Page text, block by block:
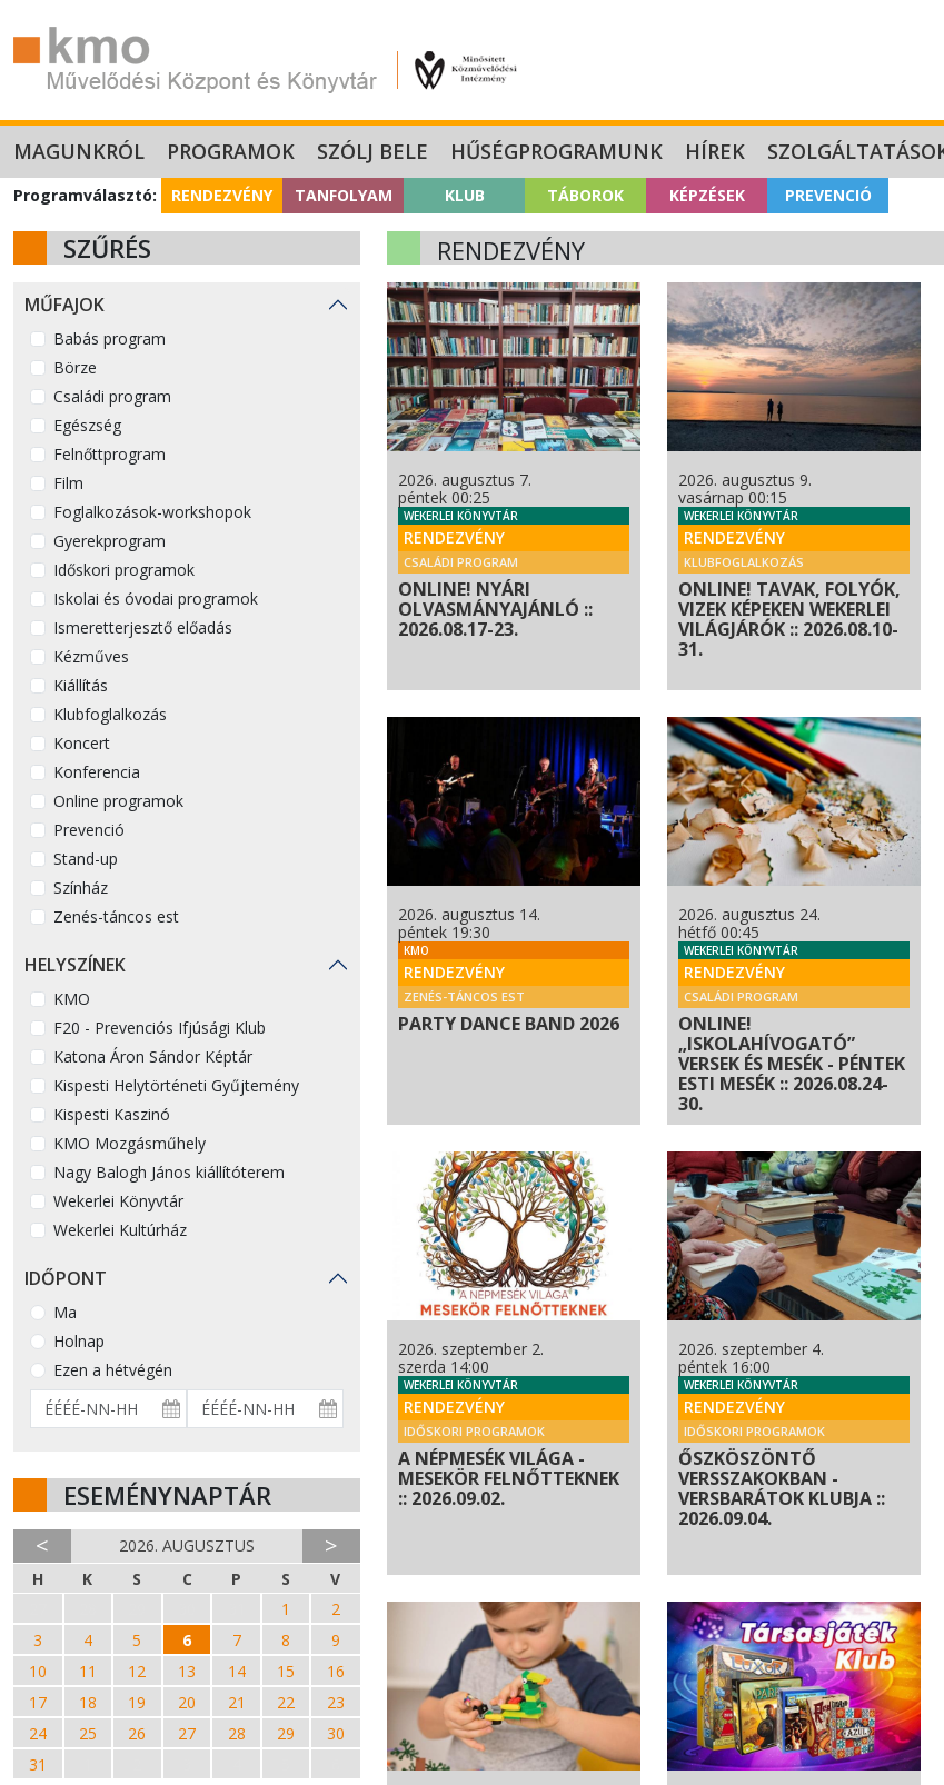
MAGUNKRÓL PROGRAMOK SZÓLJ BELE HŰSÉGPROGRAMUNK HÍREK
Programválasztó: RENDEZVÉNY TANFOLYAM KLUB TÁBOROK KÉPZÉSEK PREVENCIÓ
SZŰRÉS
MŰFAJOK
Babás program
Börze
Családi program
Egészség
Felnőttprogram
Film
Foglalkozások-workshopok
Gyerekprogram
Időskori programok
Iskolai és óvodai programok
Ismeretterjesztő előadás
Kézműves
Kiállítás
Klubfoglalkozás
Koncert
Konferencia
Online programok
Prevenció
Stand-up
Színház
Zenés-táncos est
HELYSZÍNEK
KMO
F20 - Prevenciós Ifjúsági Klub
Katona Áron Sándor Képtár
Kispesti Helytörténeti Gyűjtemény
Kispesti Kaszinó
KMO Mozgásműhely
Nagy Balogh János kiállítóterem
Wekerlei Könyvtár
Wekerlei Kultúrház
IDŐPONT
Ma
Holnap
Ezen a hétvégén
ESEMÉNYNAPTÁR
< 2026. AUGUSZTUS >
H K S C P S
V
1
2
3
4 5 6 7 8
9
10
11 12 13 14 15
16
17
18 19 20 21 22
23
24
25 26 27 28 29
30
31
RENDEZVÉNY
2026. augusztus 7.
péntek 00:25
WEKERLEI KÖNYVTÁR
RENDEZVÉNY
CSALÁDI PROGRAM
ONLINE! NYÁRI
OLVASMÁNYAJÁNLÓ ::
2026.08.17-23.
2026. augusztus 9.
vasárnap 00:15
WEKERLEI KÖNYVTÁR
RENDEZVÉNY
KLUBFOGLALKOZÁS
ONLINE! TAVAK, FOLYÓK,
VIZEK KÉPEKEN WEKERLEI
VILÁGJÁRÓK :: 2026.08.10-
31.
2026. augusztus 14.
péntek 19:30
KMO
RENDEZVÉNY
ZENÉS-TÁNCOS EST
PARTY DANCE BAND 2026
2026. augusztus 24.
hétfő 00:45
WEKERLEI KÖNYVTÁR
RENDEZVÉNY
CSALÁDI PROGRAM
ONLINE!
„ISKOLAHÍVOGATÓ”
VERSEK ÉS MESÉK - PÉNTEK
ESTI MESÉK :: 2026.08.24-
30.
2026. szeptember 2.
szerda 14:00
WEKERLEI KÖNYVTÁR
RENDEZVÉNY
IDŐSKORI PROGRAMOK
A NÉPMESÉK VILÁGA -
MESEKÖR FELNŐTTEKNEK
:: 2026.09.02.
2026. szeptember 4.
péntek 16:00
WEKERLEI KÖNYVTÁR
RENDEZVÉNY
IDŐSKORI PROGRAMOK
ŐSZKÖSZÖNTŐ
VERSSZAKOKBAN -
VERSBARÁTOK KLUBJA ::
2026.09.04.